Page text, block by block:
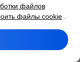
файлов
файлы cookie